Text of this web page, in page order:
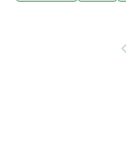
族人攀爬，紀念碑